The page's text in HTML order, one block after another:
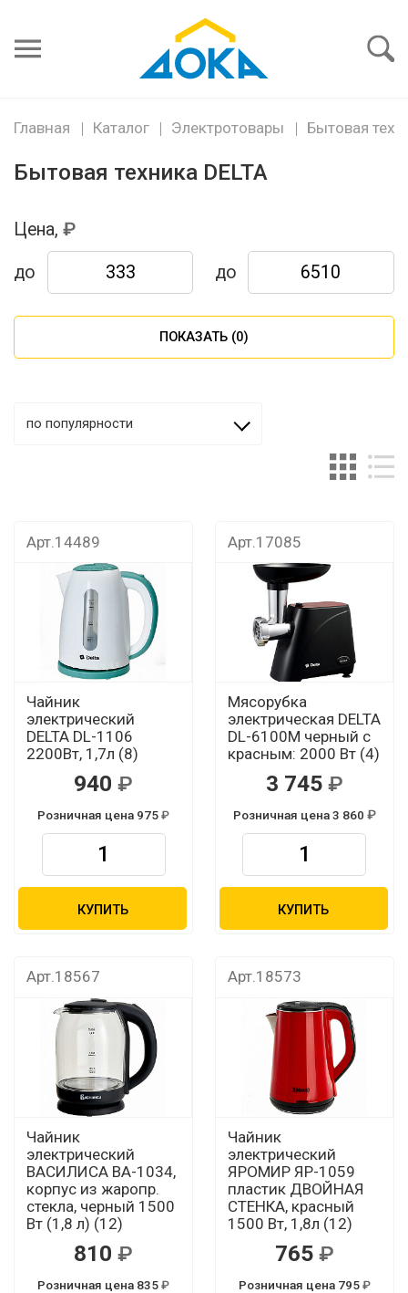
пароль
Главная Каталог Электротовары Бытовая
Бытовая техника DELTA
Цена,
до до
ПОКАЗАТЬ (0)
по популярности
Арт.14489
Чайник
электрический
DELTA DL-1106
2200Вт, 1,7л (8)
940
Розничная цена 975
КУПИТЬ
Арт.17085
Мясорубка
электрическая DELTA
DL-6100M черный с
красным: 2000 Вт (4)
3 745
Розничная цена 3 860
КУПИТЬ
Арт.18567
Чайник
электрический
ВАСИЛИСА ВА-1034,
корпус из жаропр.
стекла, черный 1500
Вт (1,8 л) (12)
810
Розничная цена 835
Арт.18573
Чайник
электрический
ЯРОМИР ЯР-1059
пластик ДВОЙНАЯ
СТЕНКА, красный
1500 Вт, 1,8л (12)
765
Розничная цена 795